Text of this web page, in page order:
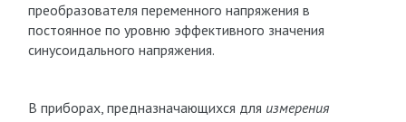
преобразователя переменного напряжения в
постоянное по уровню эффективного значения
синусоидального напряжения.
В приборах, предназначающихся для измерения